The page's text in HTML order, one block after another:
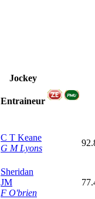
Jockey
Entraineur
C T Keane
G M Lyons
Sheridan
JM
F O'brien